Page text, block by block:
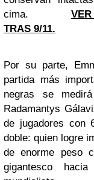
cima.
TRAS 9/11.
Por su parte,
partida más
negras se
Radamantys
de jugadores con
doble: quien logre
de enorme peso
gigantesco